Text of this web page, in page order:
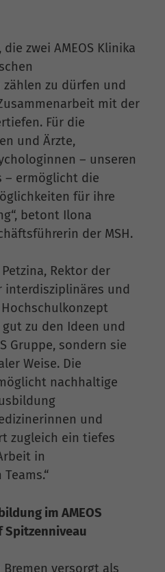
zwei AMEOS Klinika
zu dürfen und
mit der
Für die
und Ärzte,
– unseren
– ermöglicht die
für ihre
betont Ilona
der MSH.
Rektor der
interdisziplinäres und
zu den Ideen und
Gruppe, sondern sie
Weise. Die
nachhaltige
und
zugleich ein tiefes
in
im AMEOS
Spitzenniveau
Bremen versorgt als